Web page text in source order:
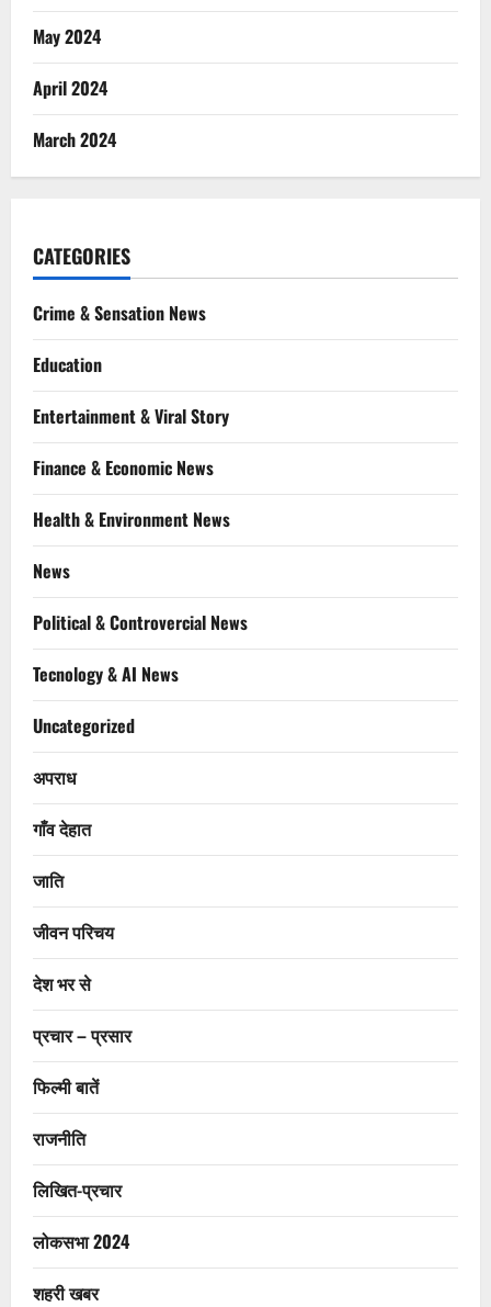
May 2024
April 2024
March 2024
CATEGORIES
Crime & Sensation News
Education
Entertainment & Viral Story
Finance & Economic News
Health & Environment News
News
Political & Controvercial News
Tecnology & AI News
Uncategorized
अपराध
गाँव देहात
जाति
जीवन परिचय
देश भर से
प्रचार – प्रसार
फिल्मी बातें
राजनीति
लिखित-प्रचार
लोकसभा 2024
शहरी खबर